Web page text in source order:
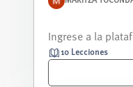
las
10 Lecciones